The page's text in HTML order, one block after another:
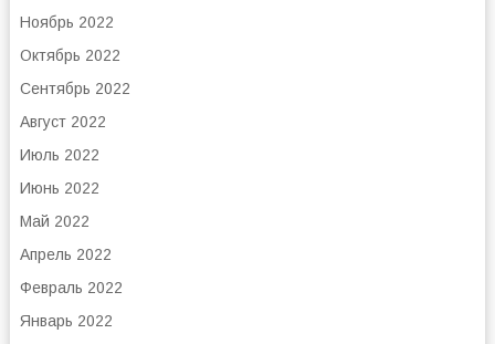
Ноябрь 2022
Октябрь 2022
Сентябрь 2022
Август 2022
Июль 2022
Июнь 2022
Май 2022
Апрель 2022
Февраль 2022
Январь 2022